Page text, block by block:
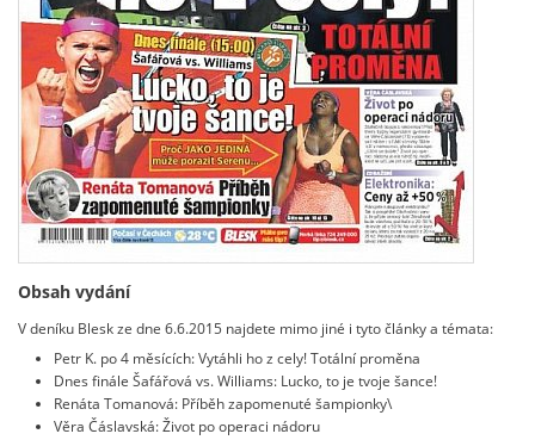
Obsah vydání
V deníku Blesk ze dne 6.6.2015 najdete mimo jiné i tyto články a témata:
Petr K. po 4 měsících: Vytáhli ho z cely! Totální proměna
Dnes finále Šafářová vs. Williams: Lucko, to je tvoje šance!
Renáta Tomanová: Příběh zapomenuté šampionky\
Věra Čáslavská: Život po operaci nádoru